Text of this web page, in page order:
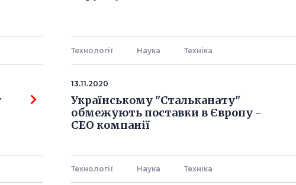
Технології Наука Технiка
13.11.2020
Українському "Стальканату"
обмежують поставки в Європу -
СЕО компанії
Технології Наука Технiка